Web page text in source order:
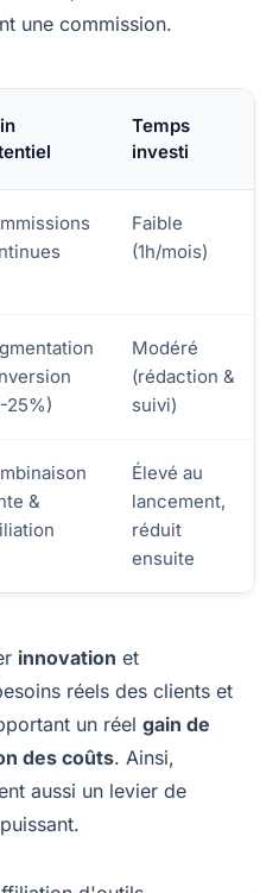
une commission.
Temps
investi
Faible
(1h/mois)
25%)
Modéré
(rédaction &
suivi)
&
Élevé au
lancement,
réduit
ensuite
innovation et
réels des clients et
un réel gain de
des coûts. Ainsi,
aussi un levier de